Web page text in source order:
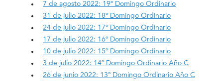
7 de agosto 2022: 19º Domingo Ordinario
31 de julio 2022: 18º Domingo Ordinario
24 de julio 2022: 17º Domingo Ordinario
17 de julio 2022: 16º Domingo Ordinario
10 de julio 2022: 15º Domingo Ordinario
3 de julio 2022: 14º Domingo Ordinario Año C
26 de junio 2022: 13º Domingo Ordinario Año C